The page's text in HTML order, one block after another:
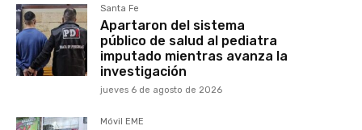
Santa Fe
Apartaron del sistema
público de salud al pediatra
imputado mientras avanza la
investigación
jueves 6 de agosto de 2026
Móvil EME